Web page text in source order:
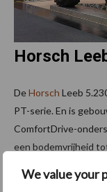
We value your
Horsch
DeHorsch Leeb
PT-serie. En is
ComfortDrive-
een bodemvrijheid
BoomControl (tot